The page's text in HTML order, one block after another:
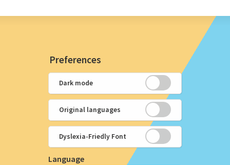
Preferences
Dark mode
Original languages
Dyslexia-Friedly Font
Language